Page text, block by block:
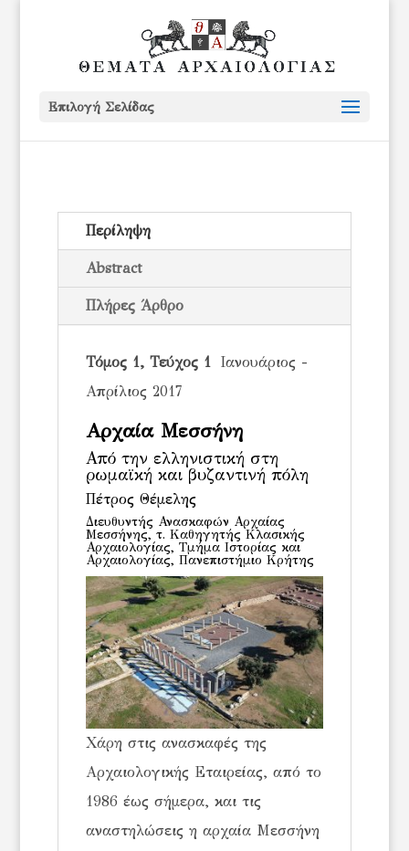
Επιλογή Σελίδας
Περίληψη
Abstract
Πλήρες Άρθρο
Τόμος 1, Τεύχος 1Ιανουάριος -
Απρίλιος 2017
Αρχαία Μεσσήνη
Από την ελληνιστική στη
ρωμαϊκή και βυζαντινή πόλη
Πέτρος Θέμελης
Διευθυντής Ανασκαφών Αρχαίας
Μεσσήνης, τ. Καθηγητής Κλασικής
Αρχαιολογίας, Τμήμα Ιστορίας και
Αρχαιολογίας, Πανεπιστήμιο Κρήτης
Χάρη στις ανασκαφές της
Αρχαιολογικής Εταιρείας, από το
1986 έως σήμερα, και τις
αναστηλώσεις η αρχαία Μεσσήνη